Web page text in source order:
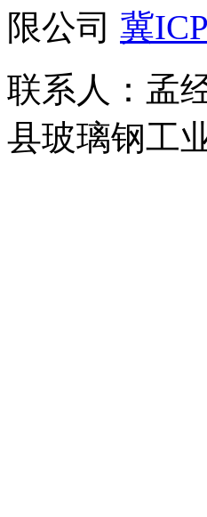
限公司 冀
联系人：孟
县玻璃钢工